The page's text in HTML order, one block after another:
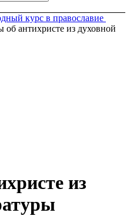
курс в православие
об антихристе из духовной
из